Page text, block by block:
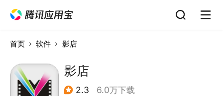
首页 软件 影店
影店
2.3 6.0万下载